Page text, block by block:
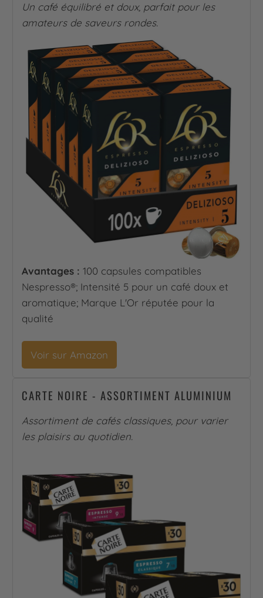
Un café équilibré et doux, parfait pour les
amateurs de saveurs rondes.
Avantages : 100 capsules compatibles
Nespresso®; Intensité 5 pour un café doux et
aromatique; Marque L'Or réputée pour la
qualité
Voir sur Amazon
CARTE NOIRE - ASSORTIMENT ALUMINIUM
Assortiment de cafés classiques, pour varier
les plaisirs au quotidien.